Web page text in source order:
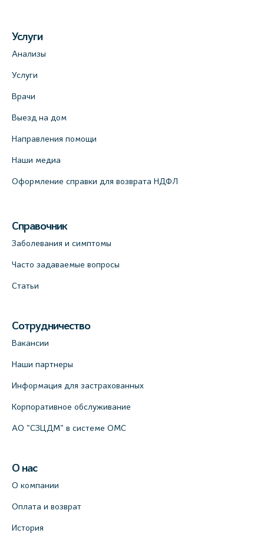
Услуги
Анализы
Услуги
Врачи
Выезд на дом
Направления помощи
Наши медиа
Оформление справки для возврата НДФЛ
Справочник
Заболевания и симптомы
Часто задаваемые вопросы
Статьи
Сотрудничество
Вакансии
Наши партнеры
Информация для застрахованных
Корпоративное обслуживание
АО "СЗЦДМ" в системе ОМС
О нас
О компании
Оплата и возврат
История